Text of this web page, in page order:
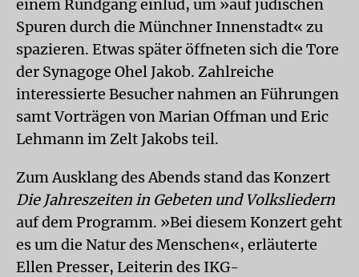
einem Rundgang einlud, um »auf jüdischen
Spuren durch die Münchner Innenstadt« zu
spazieren. Etwas später öffneten sich die Tore
der Synagoge Ohel Jakob. Zahlreiche
interessierte Besucher nahmen an Führungen
samt Vorträgen von Marian Offman und Eric
Lehmann im Zelt Jakobs teil.
Zum Ausklang des Abends stand das Konzert
Die Jahreszeiten in Gebeten und Volksliedern
auf dem Programm. »Bei diesem Konzert geht
es um die Natur des Menschen«, erläuterte
Ellen Presser, Leiterin des IKG-